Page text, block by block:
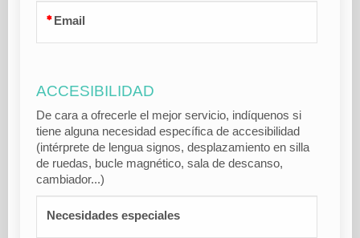
Email
ACCESIBILIDAD
De cara a ofrecerle el mejor servicio, indíquenos si
tiene alguna necesidad específica de accesibilidad
(intérprete de lengua signos, desplazamiento en silla
de ruedas, bucle magnético, sala de descanso,
cambiador...)
Necesidades especiales